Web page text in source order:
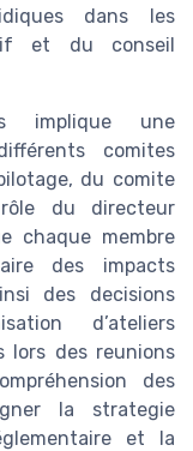
dans les
et du conseil
implique une
comites
du comite
du directeur
chaque membre
des impacts
des decisions
d’ateliers
lors des reunions
des
la strategie
et la